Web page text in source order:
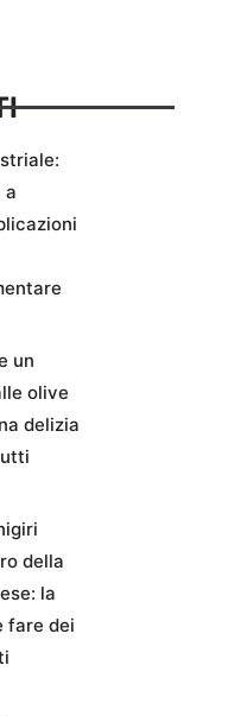
a
un
olive
delizia
della
la
fare dei